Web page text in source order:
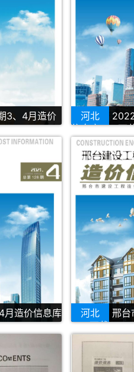
3、4月造价
河北
信息库PDF下
月造价信息库
河北
邢台
PDF下载